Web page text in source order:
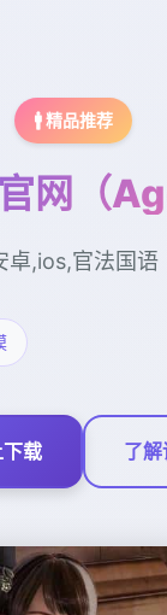
🚹 精品推荐
网（
卓,ios,官法国语
载 了